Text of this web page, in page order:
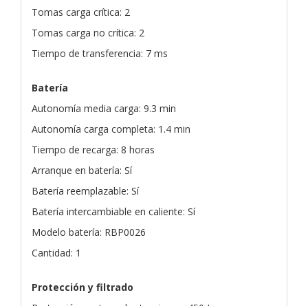
Tomas carga crítica: 2
Tomas carga no crítica: 2
Tiempo de transferencia: 7 ms
Batería
Autonomía media carga: 9.3 min
Autonomía carga completa: 1.4 min
Tiempo de recarga: 8 horas
Arranque en batería: Sí
Batería reemplazable: Sí
Batería intercambiable en caliente: Sí
Modelo batería: RBP0026
Cantidad: 1
Protección y filtrado